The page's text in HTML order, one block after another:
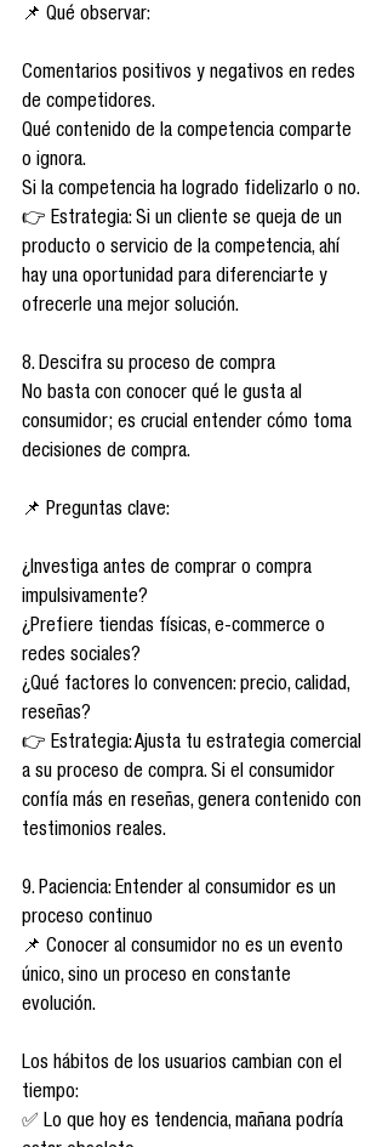
📌 Qué observar:
Comentarios positivos y negativos en redes
de competidores.
Qué contenido de la competencia comparte
o ignora.
Si la competencia ha logrado fidelizarlo o no.
👉 Estrategia: Si un cliente se queja de un
producto o servicio de la competencia, ahí
hay una oportunidad para diferenciarte y
ofrecerle una mejor solución.
8. Descifra su proceso de compra
No basta con conocer qué le gusta al
consumidor; es crucial entender cómo toma
decisiones de compra.
📌 Preguntas clave:
¿Investiga antes de comprar o compra
impulsivamente?
¿Prefiere tiendas físicas, e-commerce o
redes sociales?
¿Qué factores lo convencen: precio, calidad,
reseñas?
👉 Estrategia: Ajusta tu estrategia comercial
a su proceso de compra. Si el consumidor
confía más en reseñas, genera contenido con
testimonios reales.
9. Paciencia: Entender al consumidor es un
proceso continuo
📌 Conocer al consumidor no es un evento
único, sino un proceso en constante
evolución.
Los hábitos de los usuarios cambian con el
tiempo:
✅ Lo que hoy es tendencia, mañana podría